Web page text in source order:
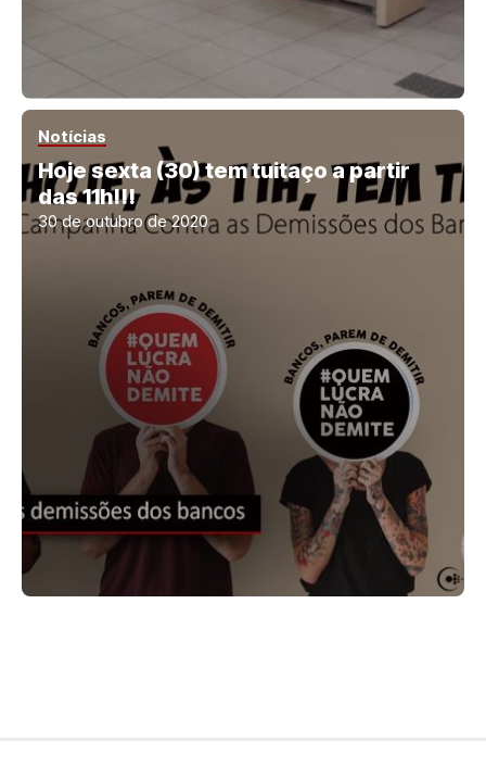
Notícias
Hoje sexta (30) tem tuitaço a partir
das 11h!!!
30 de outubro de 2020